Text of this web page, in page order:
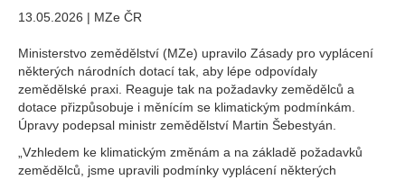
13.05.2026 | MZe ČR
Ministerstvo zemědělství (MZe) upravilo Zásady pro vyplácení
některých národních dotací tak, aby lépe odpovídaly
zemědělské praxi. Reaguje tak na požadavky zemědělců a
dotace přizpůsobuje i měnícím se klimatickým podmínkám.
Úpravy podepsal ministr zemědělství Martin Šebestyán.
„Vzhledem ke klimatickým změnám a na základě požadavků
zemědělců, jsme upravili podmínky vyplácení některých